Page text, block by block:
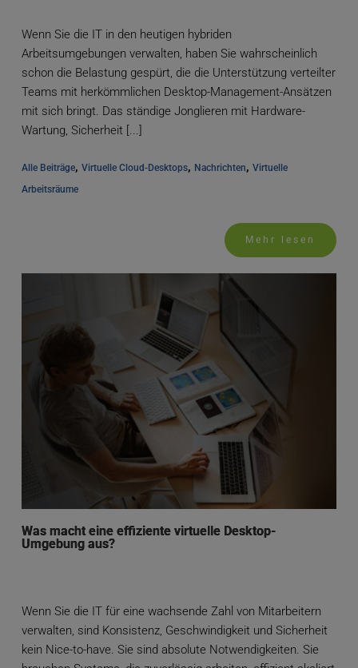
Wenn Sie die IT in den heutigen hybriden
Arbeitsumgebungen verwalten, haben Sie wahrscheinlich
schon die Belastung gespürt, die die Unterstützung verteilter
Teams mit herkömmlichen Desktop-Management-Ansätzen
mit sich bringt. Das ständige Jonglieren mit Hardware-
Wartung, Sicherheit [...]
Alle Beiträge, Virtuelle Cloud-Desktops, Nachrichten, Virtuelle
Arbeitsräume
Mehr lesen
Was macht eine effiziente virtuelle Desktop-
Umgebung aus?
Wenn Sie die IT für eine wachsende Zahl von Mitarbeitern
verwalten, sind Konsistenz, Geschwindigkeit und Sicherheit
kein Nice-to-have. Sie sind absolute Notwendigkeiten. Sie